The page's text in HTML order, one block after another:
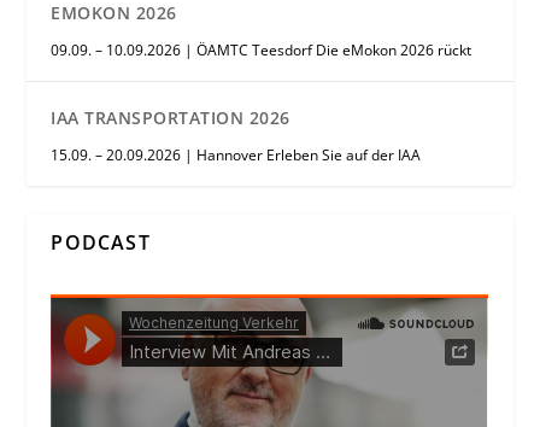
EMOKON 2026
09.09. – 10.09.2026 | ÖAMTC Teesdorf Die eMokon 2026 rückt
IAA TRANSPORTATION 2026
15.09. – 20.09.2026 | Hannover Erleben Sie auf der IAA
PODCAST